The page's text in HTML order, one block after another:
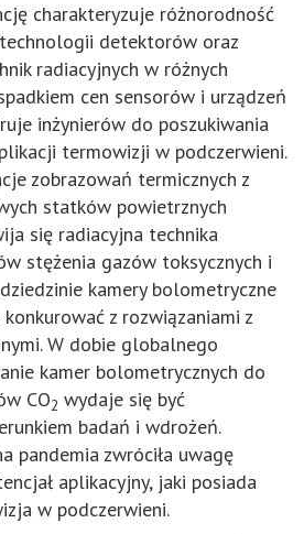
charakteryzuje różnorodność
detektorów oraz
radiacyjnych w różnych
cen sensorów i urządzeń
inżynierów do poszukiwania
termowizji w podczerwieni.
zobrazowań termicznych z
statków powietrznych
się radiacyjna technika
stężenia gazów toksycznych i
kamery bolometryczne
z rozwiązaniami z
W dobie globalnego
kamer bolometrycznych do
CO2 wydaje się być
badań i wdrożeń.
pandemia zwróciła uwagę
aplikacyjny, jaki posiada
w podczerwieni.